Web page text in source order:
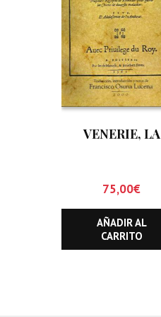
VENERIE, LA
75,00€
AÑADIR AL
CARRITO